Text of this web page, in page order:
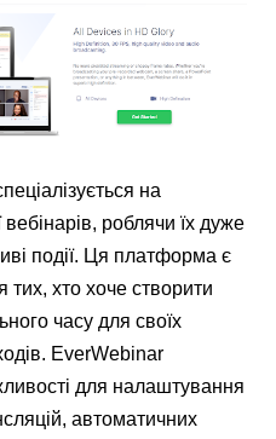
на
вебінарів, роблячи їх дуже
події. Ця платформа є
тих, хто хоче створити
часу для своїх
EverWebinar
для налаштування
автоматичних